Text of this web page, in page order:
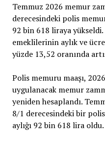
Temmuz 2026 memur
derecesindeki polis
92 bin 618 liraya
emeklilerinin aylık ve
yüzde 13,52 oranında
Polis memuru maaşı,
uygulanacak memur
yeniden hesaplandı.
8/1 derecesindeki bir
aylığı 92 bin 618 lira oldu.